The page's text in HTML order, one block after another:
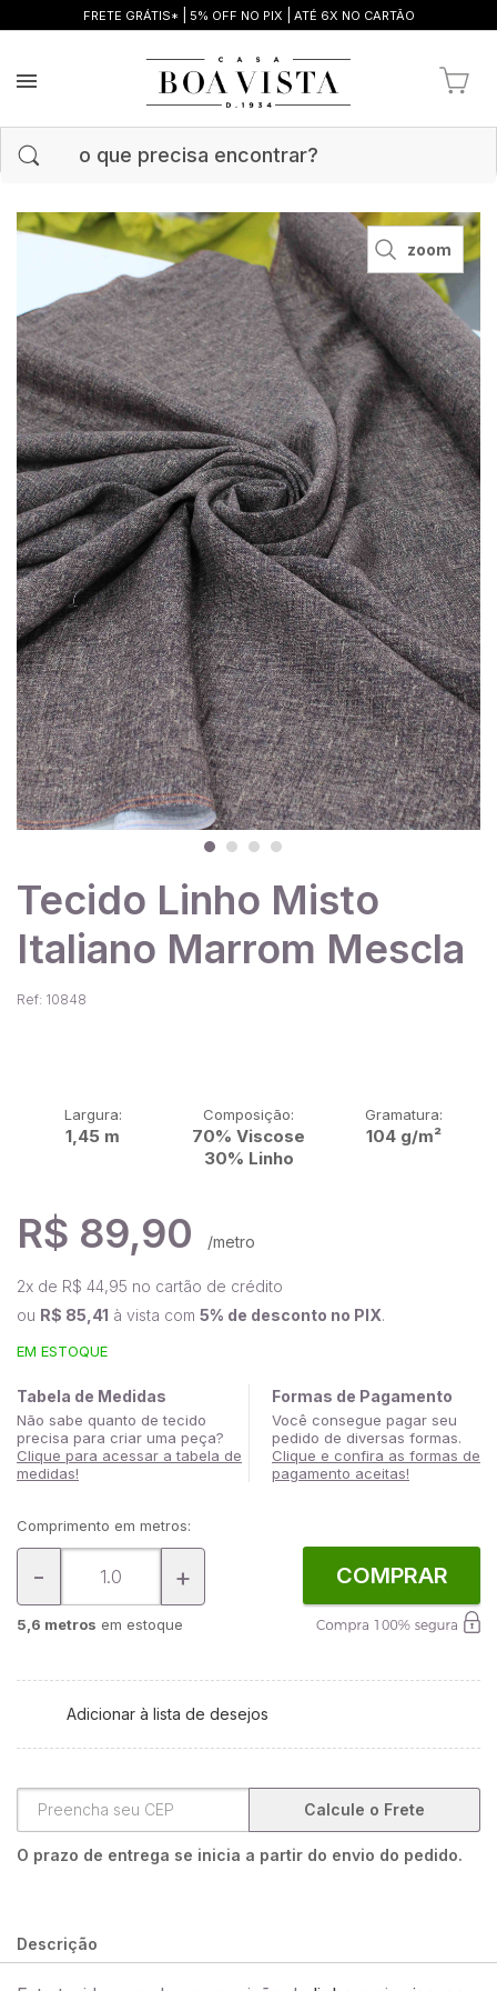
FRETE GRÁTIS* 5% OFF NO PIX ATÉ 6X NO CARTÃO
zoom
Tecido Linho Misto
Italiano Marrom Mescla
Ref: 10848
Largura:
1,45 m
Composição:
70% Viscose
30% Linho
Gramatura:
104 g/m²
R$ 89,90 /metro
2x de R$ 44,95 no cartão de crédito
ou R$ 85,41 à vista com 5% de desconto no PIX.
EM ESTOQUE
Tabela de Medidas
Não sabe quanto de tecido
precisa para criar uma peça?
Clique para acessar a tabela de
medidas!
Formas de Pagamento
Você consegue pagar seu
pedido de diversas formas.
Clique e confira as formas de
pagamento aceitas!
Comprimento em metros:
- +
5,6 metros em estoque
COMPRAR
Adicionar à lista de desejos
Calcule o Frete
O prazo de entrega se inicia a partir do envio do pedido.
Descrição